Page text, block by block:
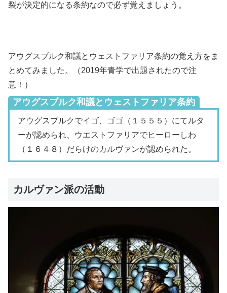
裂が決定的になる条約なので必ず覚えましょう。
アウグスブルク和議とウェストファリア条約の覚え方をま
とめてみました。（2019年青学で出題されたので注
意！）
アウグスブルク和議とウェストファリア条約
アウグスブルクでイゴ、ゴゴ（１５５５）にてルタ
ーが認められ、ウエストファリアでヒーローしわ
（１６４８）だらけのカルヴァンが認められた。
カルヴァン派の活動